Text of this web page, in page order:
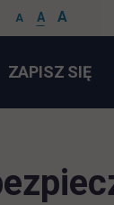
A A A
ZAPISZ SIĘ